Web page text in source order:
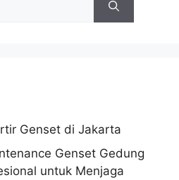
Genset di Jakarta
Genset Gedung
untuk Menjaga